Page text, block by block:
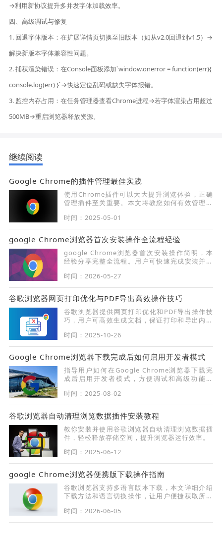
→利用新协议提升多并发字体加载效率。
四、高级调试与修复
1. 回退字体版本：在扩展详情页切换至旧版本（如从v2.0回退到v1.5）→
解决新版本字体兼容性问题。
2. 捕获渲染错误：在Console面板添加`window.onerror = function(err){
console.log(err) }`→快速定位乱码或缺失字体报错。
3. 监控内存占用：在任务管理器查看Chrome进程→若字体渲染占用超过
500MB→重启浏览器释放资源。
继续阅读
Google Chrome的插件管理最佳实践
使用Chrome插件可以大大提升浏览体验，正确
管理插件至关重要。本文将教您如何有效管理插
时间：2025-05-01
google Chrome浏览器首次安装操作全流程经验
google Chrome浏览器首次安装操作简明，本
经验分享完整全流程。用户可快速完成安装并掌
时间：2026-05-27
谷歌浏览器网页打印优化与PDF导出高效操作技巧
谷歌浏览器提供网页打印优化和PDF导出操作技
巧，用户可高效生成文档，保证打印和导出内容
时间：2025-10-26
Google Chrome浏览器下载完成后如何启用开发者模式
指导用户如何在Google Chrome浏览器下载完
成后启用开发者模式，方便调试和高级功能使
时间：2025-08-02
谷歌浏览器自动清理浏览数据插件安装教程
教你安装并使用谷歌浏览器自动清理浏览数据插
件，轻松释放存储空间，提升浏览器运行效率。
时间：2025-06-12
google Chrome浏览器便携版下载操作指南
谷歌浏览器支持多语言版本下载，本文详细介绍
下载方法和语言切换操作，让用户便捷获取所需
时间：2026-06-05